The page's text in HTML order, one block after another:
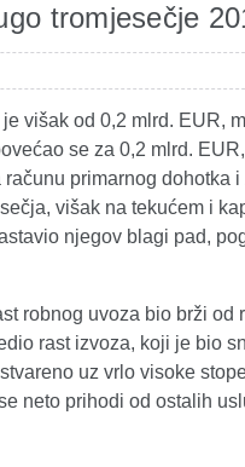
tromjesečje
višak od 0,2 mlrd. EUR,
se za 0,2 mlrd.
primarnog dohotka i
višak na tekućem i
njegov blagi pad,
robnog uvoza bio brži od
rast izvoza, koji je bio
uz vrlo visoke
neto prihodi od ostalih